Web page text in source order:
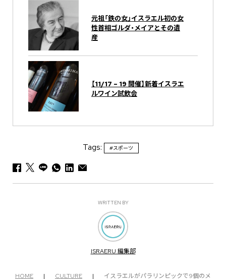
元祖「鉄の女」イスラエル初の女
性首相ゴルダ・メイアとその遺
産
【11/17 – 19 開催】新着イスラエ
ルワイン試飲会
Tags: #スポーツ
WRITTEN BY
ISRAERU 編集部
HOME | CULTURE | イスラエルがパラリンピックで9個のメ